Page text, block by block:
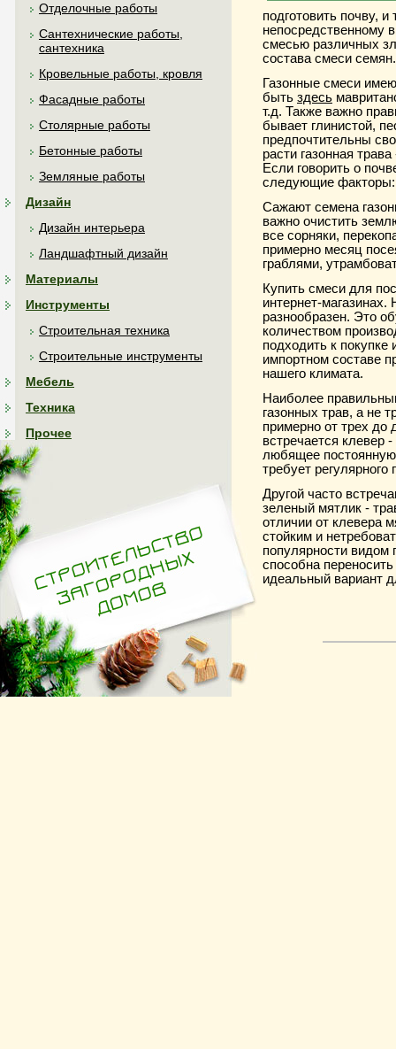
Отделочные работы
Сантехнические работы,
сантехника
Кровельные работы, кровля
Фасадные работы
Столярные работы
Бетонные работы
Земляные работы
Дизайн
Дизайн интерьера
Ландшафтный дизайн
Материалы
Инструменты
Строительная техника
Строительные инструменты
Мебель
Техника
Прочее
подготовить почву,
непосредственному
смесью различных
состава смеси семян.
Газонные смеси
быть здесь
т.д. Также важно
бывает глинистой,
предпочтительны
расти газонная
Если говорить о
следующие факторы:
Сажают семена
важно очистить
все сорняки,
примерно месяц
граблями,
Купить смеси для
интернет-
разнообразен. Это
количеством
подходить к
импортном составе
нашего климата.
Наиболее
газонных трав, а не
примерно от трех до
встречается клевер
любящее постоянную
требует регулярного
Другой часто
зеленый мятлик -
отличии от клевера
стойким и
популярности видом
способна
идеальный вариант